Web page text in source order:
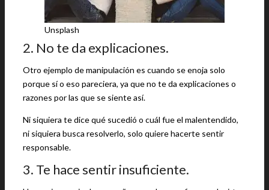
Unsplash
2. No te da explicaciones.
Otro ejemplo de manipulación es cuando se enoja solo
porque sí o eso pareciera, ya que no te da explicaciones o
razones por las que se siente así.
Ni siquiera te dice qué sucedió o cuál fue el malentendido,
ni siquiera busca resolverlo, solo quiere hacerte sentir
responsable.
3. Te hace sentir insuficiente.